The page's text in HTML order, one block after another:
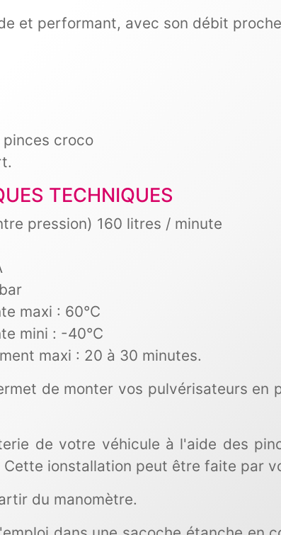
et performant, avec son débit
croco
TECHNIQUES
pression) 160 litres / minute
maxi : 60°C
mini : -40°C
maxi : 20 à 30 minutes.
de monter vos pulvérisateurs en
de votre véhicule à l'aide des
ionstallation peut être faite par
du manomètre.